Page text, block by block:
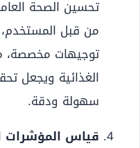
تحسين الصحة
من قبل
توجيهات مخصصة،
الغذائية ويجعل
سهولة ودقة.
قياس المؤشرات